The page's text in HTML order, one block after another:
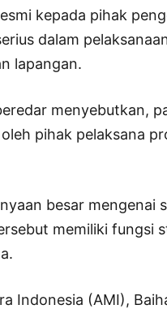
kepada pihak
dalam
lapangan.
menyebutkan,
pihak pelaksana
besar mengenai
memiliki fungsi
Indonesia (AMI),